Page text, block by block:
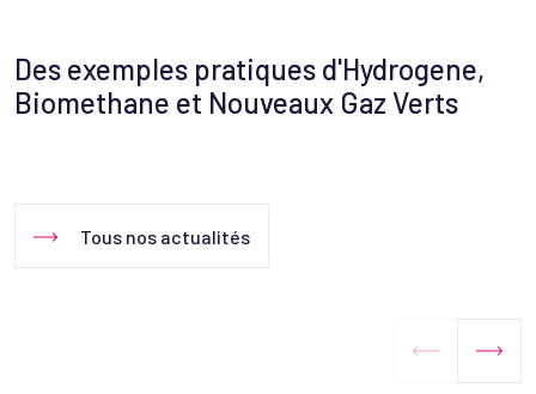
Des exemples pratiques d'Hydrogene,
Biomethane et Nouveaux Gaz Verts
Tous nos actualités